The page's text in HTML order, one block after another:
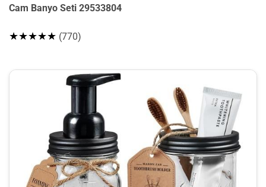
Cam Banyo Seti 29533804
★★★★★ (770)